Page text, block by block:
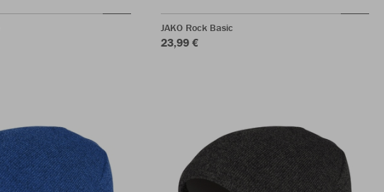
JAKO Rock Basic
23,99 €